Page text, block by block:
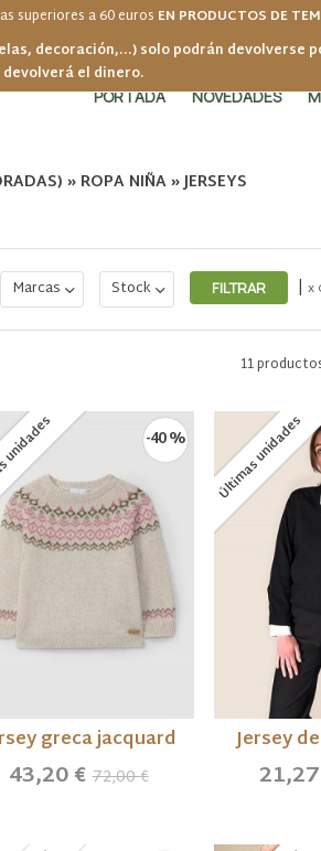
superiores a 60 euros EN PRODUCTOS DE
decoración,...) solo podrán devolverse
devolverá el dinero.
PORTADA NOVEDADES
» ROPA NIÑA»JERSEYS
Marcas Stock | x
11
-40 %
greca jacquard
43,20 €72,00 €
Últimas unidades
Jersey